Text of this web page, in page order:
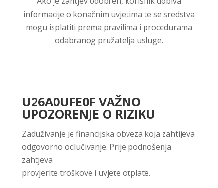
informacije o konačnim uvjetima te se sredstva
mogu isplatiti prema pravilima i procedurama
odabranog pružatelja usluge.
U26A0UFE0F VAŽNO
UPOZORENJE O RIZIKU
Zaduživanje je financijska obveza koja zahtijeva
odgovorno odlučivanje. Prije podnošenja
zahtjeva
provjerite troškove i uvjete otplate.